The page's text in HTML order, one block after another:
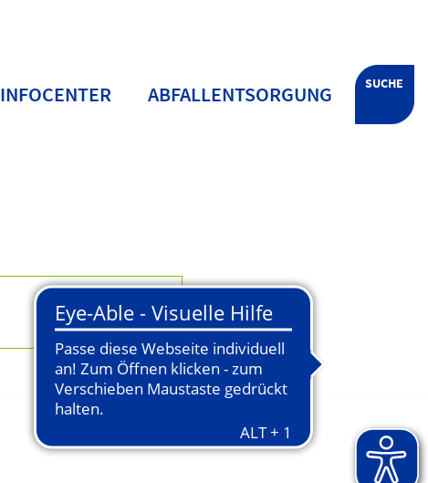
SUCHE
INFOCENTER ABFALLENTSORGUNG